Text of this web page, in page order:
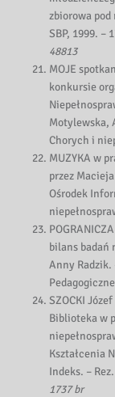
zbiorowa pod
SBP, 1999. –
48813
MOJE
konkursie
Motylewska,
Chorych i
MUZYKA w
przez
Ośrodek
bilans badań
Anny Radzik.
SZOCKI Józef
Biblioteka w
Kształcenia
Indeks. –
1737 br